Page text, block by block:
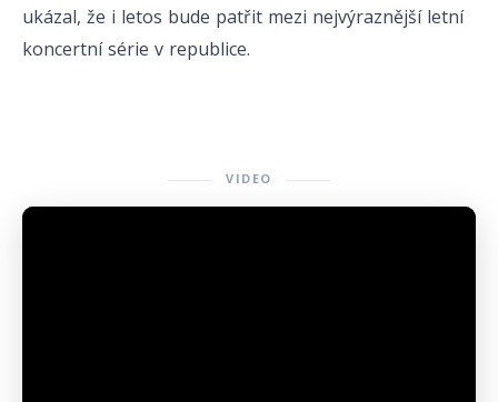
ukázal, že i letos bude patřit mezi nejvýraznější letní
koncertní série v republice.
VIDEO